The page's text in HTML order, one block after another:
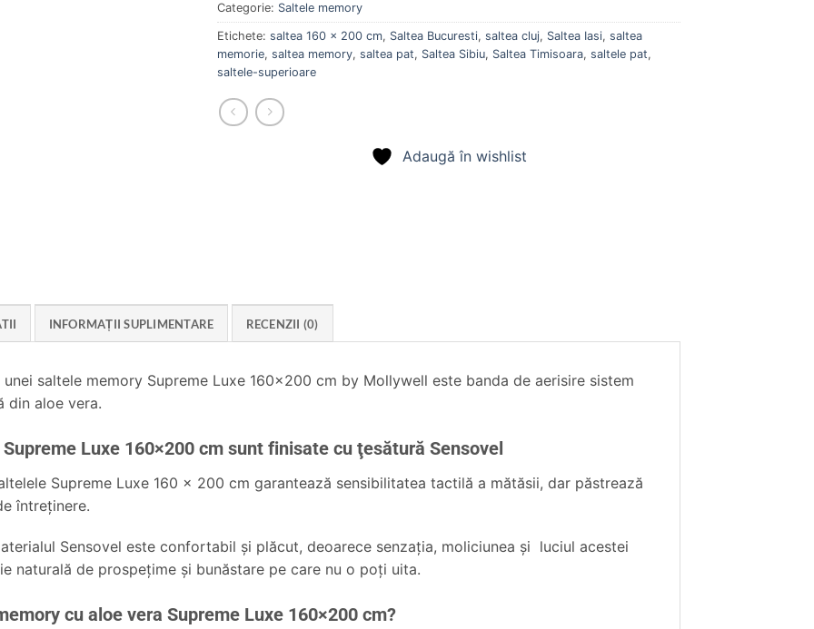
Categorie: Saltele memory
Etichete: saltea 160 x 200 cm, Saltea Bucuresti, saltea cluj, Saltea Iasi, saltea
memorie, saltea memory, saltea pat, Saltea Sibiu, Saltea Timisoara, saltele pat,
saltele-superioare
Adaugă în wishlist
INFORMAȚII SUPLIMENTARE RECENZII (0)
saltele memory Supreme Luxe 160×200 cm by Mollywell este banda de aerisire sistem
din aloe vera.
Luxe 160×200 cm sunt finisate cu ţesătură Sensovel
Supreme Luxe 160 x 200 cm garantează sensibilitatea tactilă a mătăsii, dar păstrează
întreținere.
Sensovel este confortabil și plăcut, deoarece senzația, moliciunea şi luciul acestei
naturală de prospețime și bunăstare pe care nu o poţi uita.
cu aloe vera Supreme Luxe 160×200 cm?